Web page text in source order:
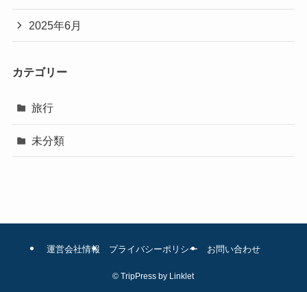
2025年6月
カテゴリー
旅行
未分類
運営会社情報 プライバシーポリシー お問い合わせ
© TripPress by Linklet